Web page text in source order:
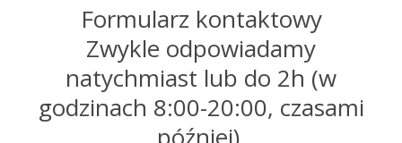
Formularz kontaktowy
Zwykle odpowiadamy
natychmiast lub do 2h (w
godzinach 8:00-20:00, czasami
później).